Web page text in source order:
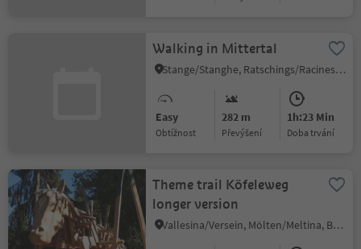
Walking in Mittertal
Stange/Stanghe, Ratschings/Racines, Sterzing/Vipiteno and environs
Easy
Obtížnost
282 m
Převýšení
1h:23 Min
doba trvání
Theme trail Köfeleweg
longer version
Vallesina/Versein, Mölten/Meltina, Bolzano/Bozen and environs